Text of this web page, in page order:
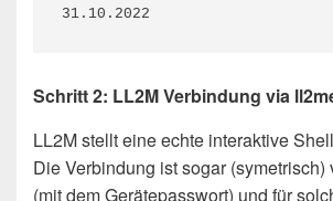
Schritt 2: LL2M Verbindung via
LL2M stellt eine echte interaktive
Die Verbindung ist sogar (symetrisch)
(mit dem Gerätepasswort) und für